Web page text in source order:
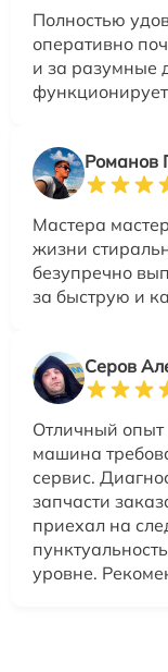
Полностью
оперативно
и за разумные
Романов
Мастера
жизни
безупречно
за быструю и
Серов
Отличный
машина
сервис.
запчасти
приехал на
уровне.